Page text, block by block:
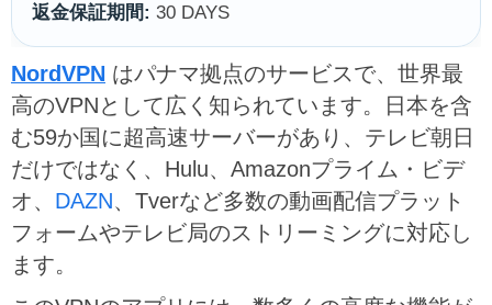
返金保証期間: 30 DAYS
NordVPN はパナマ拠点のサービスで、世界最
高のVPNとして広く知られています。日本を含
む59か国に超高速サーバーがあり、テレビ朝日
だけではなく、Hulu、Amazonプライム・ビデ
オ、 DAZN、Tverなど多数の動画配信プラット
フォームやテレビ局のストリーミングに対応し
ます。